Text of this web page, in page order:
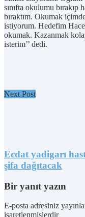
sınıfta okulumu bırakıp
bıraktım. Okumak
istiyorum. Hedefim
okumak. Kazanmak
isterim’’ dedi.
Next Post
Ecdat yadigarı
şifa dağıtacak
Bir yanıt yazın
E-posta adresiniz
işaretlenmişlerdir